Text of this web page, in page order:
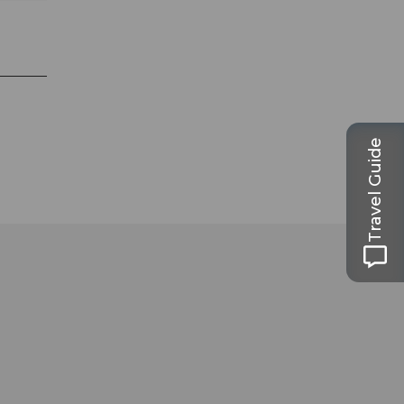
Travel Guide